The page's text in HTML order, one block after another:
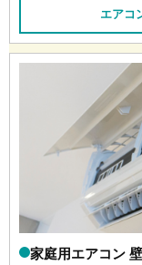
エアコ
家庭用エアコン